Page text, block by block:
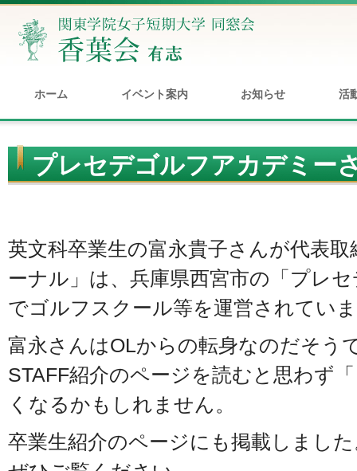
ホーム イベント案内 お知らせ 活
プレセデゴルフアカデミー
英文科卒業生の富永貴子さんが代表
ーナル」は、兵庫県西宮市の「プレ
でゴルフスクール等を運営されてい
富永さんはOLからの転身なのだそう
STAFF紹介のページを読むと思わず
くなるかもしれません。
卒業生紹介のページにも掲載しまし